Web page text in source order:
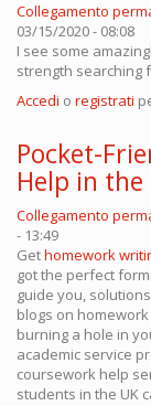
Collegamento
03/15/2020 - 08:08
I see some
strength searching
Accedi o registrati
Pocket-
Help in the
Collegamento
- 13:49
Gethomework
got the perfect
guide you,
blogs on
burning a hole in
academic service
coursework help
students in the UK